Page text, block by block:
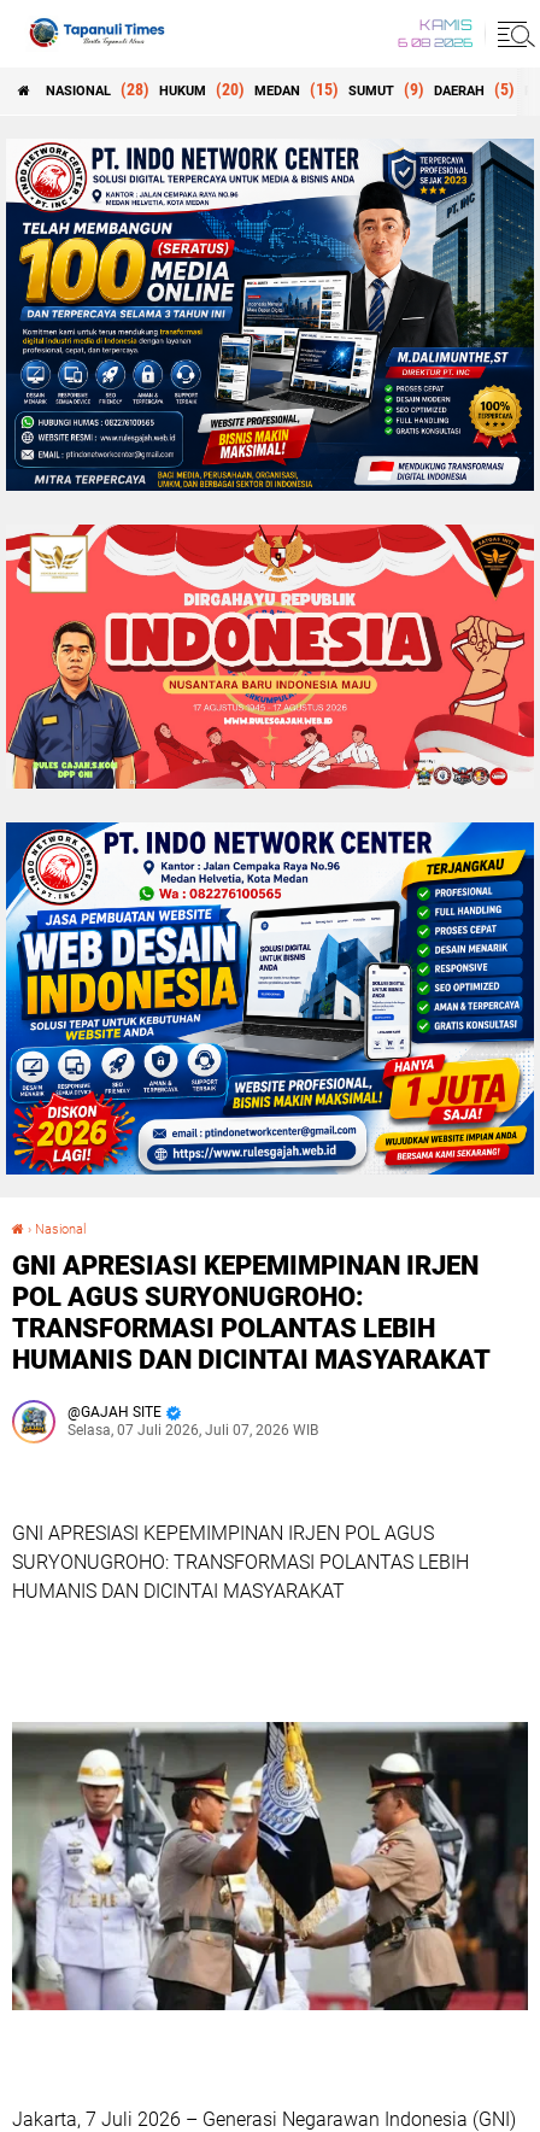
KAMIS
6 08 2026
NASIONAL (28) HUKUM (20) MEDAN (15) SUMUT (9) DAERAH (5)
› Nasional
GNI APRESIASI KEPEMIMPINAN IRJEN
POL AGUS SURYONUGROHO:
TRANSFORMASI POLANTAS LEBIH
HUMANIS DAN DICINTAI MASYARAKAT
GAJAH SITE
Selasa, 07 Juli 2026, Juli 07, 2026 WIB
GNI APRESIASI KEPEMIMPINAN IRJEN POL AGUS
SURYONUGROHO: TRANSFORMASI POLANTAS LEBIH
HUMANIS DAN DICINTAI MASYARAKAT
Jakarta, 7 Juli 2026 – Generasi Negarawan Indonesia (GNI)